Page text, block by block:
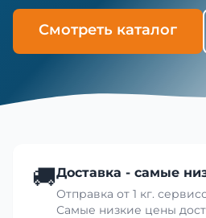
Смотреть каталог
🚚Доставка - самые
Отправка от 1 кг.
Самые низкие цены